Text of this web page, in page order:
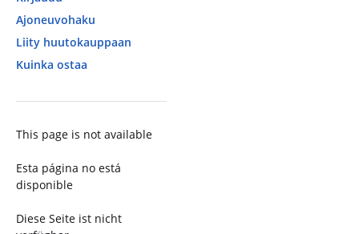
Ajoneuvohaku
Liity huutokauppaan
Kuinka ostaa
This page is not available
Esta página no está
disponible
Diese Seite ist nicht